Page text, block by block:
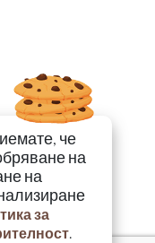
че
на
на
за
.